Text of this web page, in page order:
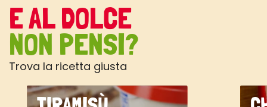
E AL DOLCE
NON PENSI?
Trova la ricetta giusta